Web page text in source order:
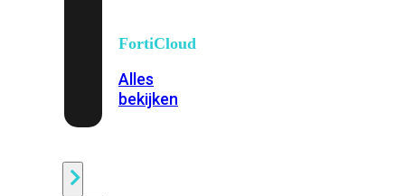
FortiCloud
Alles
bekijken